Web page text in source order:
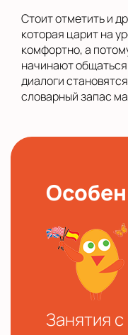
Стоит отметить и
которая царит на
комфортно, а
начинают
диалоги
словарный запас
Занятия